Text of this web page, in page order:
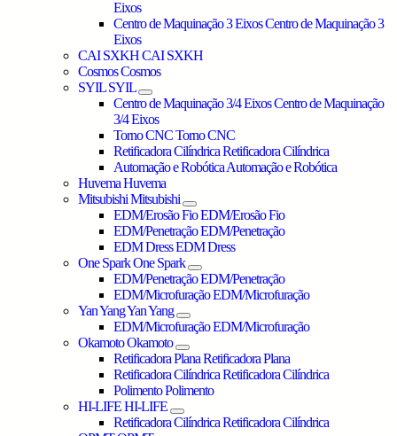
Eixos
Centro de Maquinação 3 EixosCentro de Maquinação 3
Eixos
CAI SXKHCAI SXKH
CosmosCosmos
SYIL SYIL
Centro de Maquinação 3/4 EixosCentro de Maquinação
3/4 Eixos
Torno CNCTorno CNC
Retificadora CilíndricaRetificadora Cilíndrica
Automação e RobóticaAutomação e Robótica
HuvemaHuvema
MitsubishiMitsubishi
EDM/Erosão FioEDM/Erosão Fio
EDM/PenetraçãoEDM/Penetração
EDM DressEDM Dress
One SparkOne Spark
EDM/PenetraçãoEDM/Penetração
EDM/MicrofuraçãoEDM/Microfuração
Yan YangYan Yang
EDM/MicrofuraçãoEDM/Microfuração
OkamotoOkamoto
Retificadora PlanaRetificadora Plana
Retificadora CilíndricaRetificadora Cilíndrica
PolimentoPolimento
HI-LIFEHI-LIFE
Retificadora CilíndricaRetificadora Cilíndrica